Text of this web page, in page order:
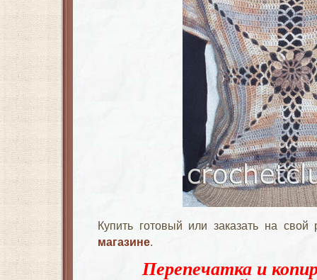
Купить готовый или заказать на
магазине.
Перепечатка и